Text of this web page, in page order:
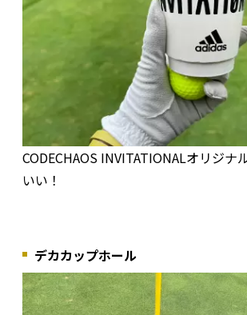
CODECHAOS INVITATIONALオリジナ
いい！
デカカップホール